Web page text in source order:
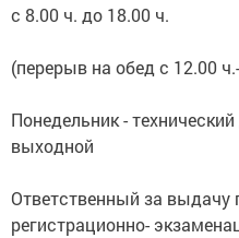
с 8.00 ч. до 18.00 ч.
(перерыв на обед с 12.00
Понедельник -
выходной
Ответственный за выдачу
регистрационно-